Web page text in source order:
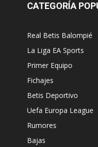
CATEGORÍA
Real Betis Balompié
La Liga EA Sports
Primer Equipo
Fichajes
Betis Deportivo
Uefa Europa League
Rumores
Bajas